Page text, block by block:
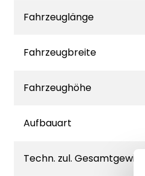
Fahrzeuglänge
Fahrzeugbreite
Fahrzeughöhe
Aufbauart
Techn. zul. Gesamtgewicht